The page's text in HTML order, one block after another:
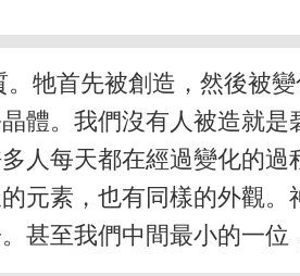
牠首先被創造，然後被
體。我們沒有人被造就
人每天都在經過變化的
元素，也有同樣的外觀
甚至我們中間最小的一位